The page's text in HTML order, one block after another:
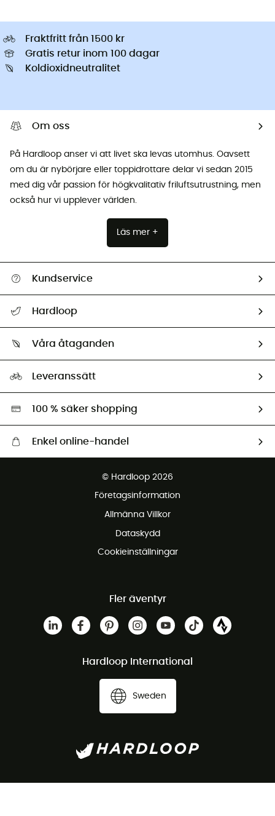
Fraktfritt från 1500 kr
Gratis retur inom 100 dagar
Koldioxidneutralitet
Om oss
På Hardloop anser vi att livet ska levas utomhus. Oavsett
om du är nybörjare eller toppidrottare delar vi sedan 2015
med dig vår passion för högkvalitativ friluftsutrustning, men
också hur vi upplever världen.
Läs mer +
Kundservice
Retur & återbetalning
Hardloop
Ambassadörer
Våra åtaganden
Miljöanpassat urval
Leveranssätt
100 % säker shopping
Enkel online-handel
Gratis retur inom 100 dagar
© Hardloop 2026
Företagsinformation
Allmänna Villkor
Dataskydd
Cookieinställningar
Fler äventyr
Hardloop International
Sweden